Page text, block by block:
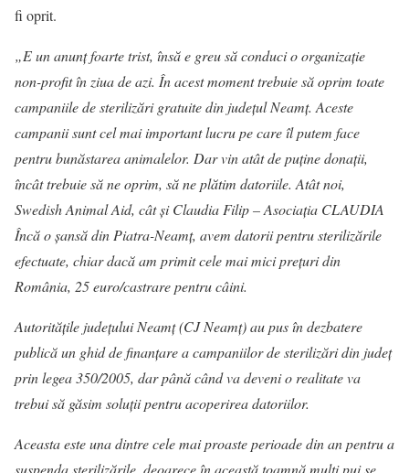
fi oprit.
„E un anunț foarte trist, însă e greu să conduci o organizație
non-profit în ziua de azi. În acest moment trebuie să oprim toate
campaniile de sterilizări gratuite din județul Neamț. Aceste
campanii sunt cel mai important lucru pe care îl putem face
pentru bunăstarea animalelor. Dar vin atât de puține donații,
încât trebuie să ne oprim, să ne plătim datoriile. Atât noi,
Swedish Animal Aid, cât și Claudia Filip – Asociația CLAUDIA
Încă o șansă din Piatra-Neamț, avem datorii pentru sterilizările
efectuate, chiar dacă am primit cele mai mici prețuri din
România, 25 euro/castrare pentru câini.
Autoritățile județului Neamț (CJ Neamț) au pus în dezbatere
publică un ghid de finanțare a campaniilor de sterilizări din județ
prin legea 350/2005, dar până când va deveni o realitate va
trebui să găsim soluții pentru acoperirea datoriilor.
Aceasta este una dintre cele mai proaste perioade din an pentru a
suspenda sterilizările, deoarece în această toamnă mulți pui se